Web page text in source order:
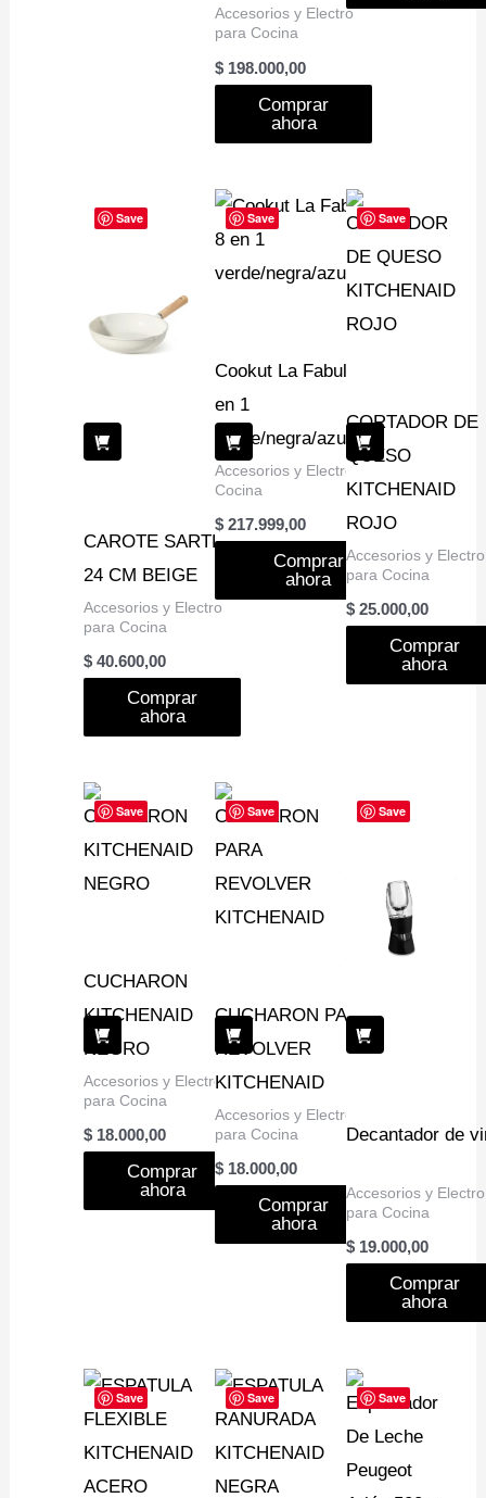
Accesorios y Electro
para Cocina
$ 198.000,00
Comprar
ahora
Save
CAROTE SARTEN
24 CM BEIGE
Accesorios y Electro
para Cocina
$ 40.600,00
Comprar
ahora
Save
Cookut La Fabulosa 8
en 1
verde/negra/azul/bordo
Accesorios y Electro para
Cocina
$ 217.999,00
Comprar
ahora
Save
CORTADOR DE
QUESO
KITCHENAID
ROJO
Accesorios y Electro
para Cocina
$25.000,00
Comprar
ahora
Save
CUCHARON
KITCHENAID
NEGRO
Accesorios y Electro
para Cocina
$ 18.000,00
Comprar
ahora
Save
CUCHARON PARA
REVOLVER
KITCHENAID
Accesorios y Electro
para Cocina
$ 18.000,00
Comprar
ahora
Save
Decantador de
Accesorios y Electro
para Cocina
$19.000,00
Comprar
ahora
Save Save Save